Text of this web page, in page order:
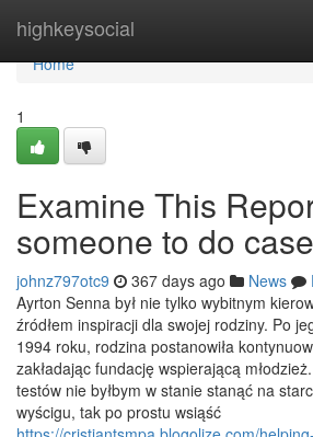
highkeysocial
Home
Home
1
Examine This
someone to do
johnz797otc9 367 days ago News
Ayrton Senna był nie tylko wybitnym
źródłem inspiracji dla swojej rodziny. Po
1994 roku, rodzina postanowiła
zakładając fundację wspierającą
testów nie byłbym w stanie stanąć na
wyścigu, tak po prostu wsiąść